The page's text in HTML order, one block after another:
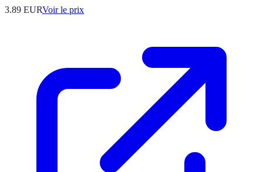
3.89 EURVoir le prix